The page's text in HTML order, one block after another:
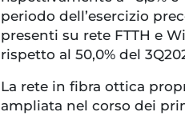
periodo dell’esercizio
presenti su rete FTTH e
rispetto al 50,0% del
La rete in fibra ottica
ampliata nel corso dei